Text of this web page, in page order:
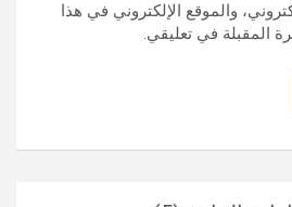
والموقع الإلكتروني في هذا
المقبلة في تعليقي.